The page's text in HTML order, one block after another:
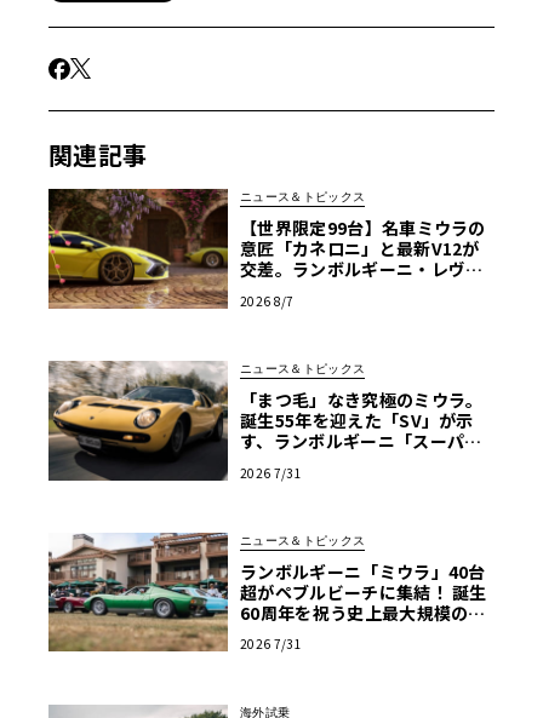
関連記事
ニュース＆トピックス
【世界限定99台】名車ミウラの
意匠「カネロニ」と最新V12が
交差。ランボルギーニ・レヴエ
2026 8/7
ニュース＆トピックス
「まつ毛」なき究極のミウラ。
誕生55年を迎えた「SV」が示
す、ランボルギーニ「スーパ
2026 7/31
ニュース＆トピックス
ランボルギーニ「ミウラ」40台
超がペブルビーチに集結！ 誕生
60周年を祝う史上最大規模の祭
2026 7/31
海外試乗